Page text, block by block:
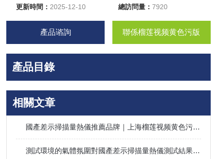
更新時間： 2025-12-10 總訪問量： 7920
產品谘詢 聯係榴莲视频黄色污版
產品目錄
相關文章
國產差示掃描量熱儀推薦品牌｜上海榴莲视频黄色污版儀器：JH-DSC係列，專注材料熱分析
測試環境的氣體氛圍對國產差示掃描量熱儀測試結果有什麽影響？